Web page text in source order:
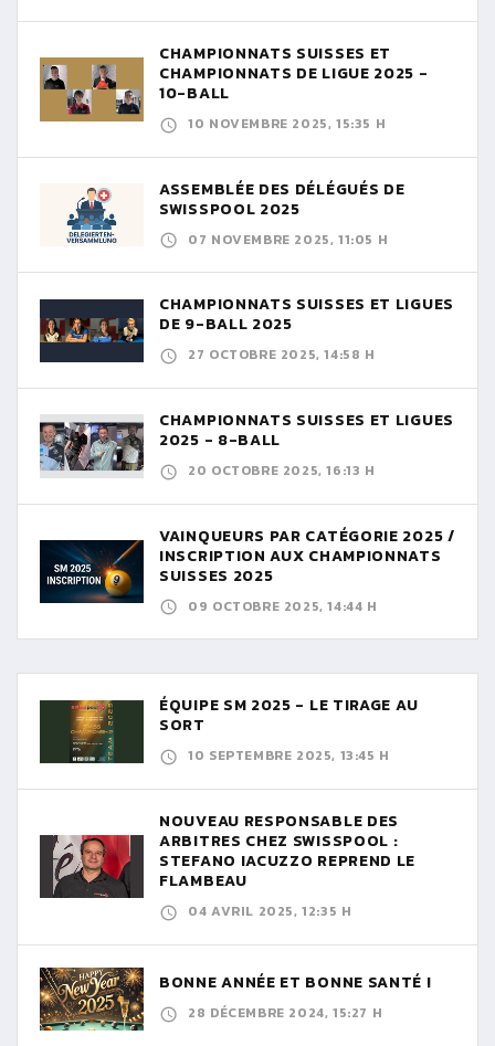
CHAMPIONNATS SUISSES ET
CHAMPIONNATS DE LIGUE 2025 -
10-BALL
10 NOVEMBRE 2025, 15:35 H
ASSEMBLÉE DES DÉLÉGUÉS DE
SWISSPOOL 2025
07 NOVEMBRE 2025, 11:05 H
CHAMPIONNATS SUISSES ET LIGUES
DE 9-BALL 2025
27 OCTOBRE 2025, 14:58 H
CHAMPIONNATS SUISSES ET LIGUES
2025 - 8-BALL
20 OCTOBRE 2025, 16:13 H
VAINQUEURS PAR CATÉGORIE 2025 /
INSCRIPTION AUX CHAMPIONNATS
SUISSES 2025
09 OCTOBRE 2025, 14:44 H
ÉQUIPE SM 2025 - LE TIRAGE AU
SORT
10 SEPTEMBRE 2025, 13:45 H
NOUVEAU RESPONSABLE DES
ARBITRES CHEZ SWISSPOOL :
STEFANO IACUZZO REPREND LE
FLAMBEAU
04 AVRIL 2025, 12:35 H
BONNE ANNÉE ET BONNE SANTÉ !
28 DÉCEMBRE 2024, 15:27 H